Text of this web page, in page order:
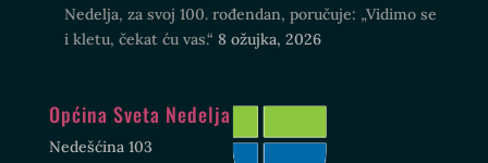
Nedelja, za svoj 100. rođendan, poručuje: „Vidimo se
i kletu, čekat ću vas.“ 8 ožujka, 2026
Općina Sveta Nedelja
Nedešćina 103